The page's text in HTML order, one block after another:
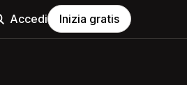
Accedi Inizia gratis